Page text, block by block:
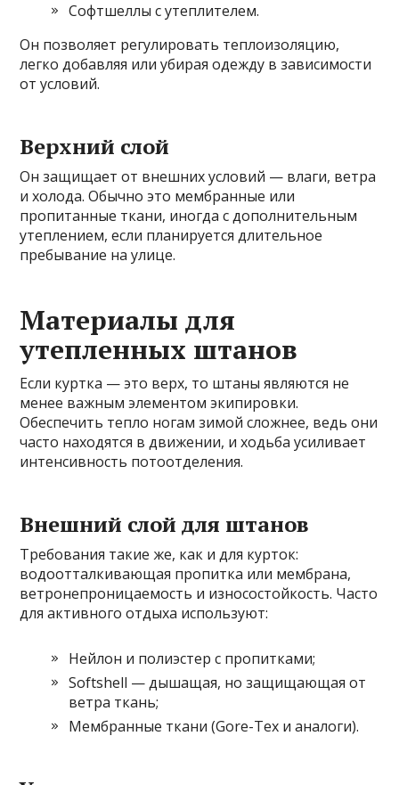
Софтшеллы с утеплителем.
Он позволяет регулировать теплоизоляцию,
легко добавляя или убирая одежду в зависимости
от условий.
Верхний слой
Он защищает от внешних условий — влаги, ветра
и холода. Обычно это мембранные или
пропитанные ткани, иногда с дополнительным
утеплением, если планируется длительное
пребывание на улице.
Материалы для
утепленных штанов
Если куртка — это верх, то штаны являются не
менее важным элементом экипировки.
Обеспечить тепло ногам зимой сложнее, ведь они
часто находятся в движении, и ходьба усиливает
интенсивность потоотделения.
Внешний слой для штанов
Требования такие же, как и для курток:
водоотталкивающая пропитка или мембрана,
ветронепроницаемость и износостойкость. Часто
для активного отдыха используют:
Нейлон и полиэстер с пропитками;
Softshell — дышащая, но защищающая от
ветра ткань;
Мембранные ткани (Gore-Tex и аналоги).